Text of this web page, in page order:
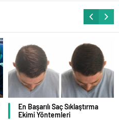
En Başarılı Saç Sıklaştırma
Ekimi Yöntemleri